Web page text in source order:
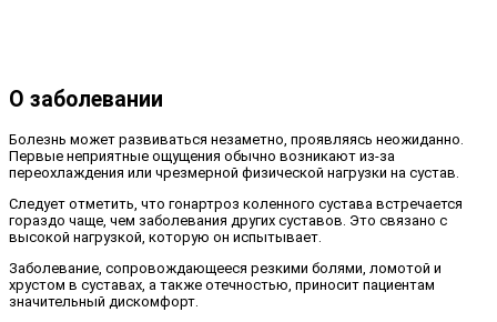
О заболевании
Болезнь может развиваться незаметно, проявляясь неожиданно.
Первые неприятные ощущения обычно возникают из-за
переохлаждения или чрезмерной физической нагрузки на сустав.
Следует отметить, что гонартроз коленного сустава встречается
гораздо чаще, чем заболевания других суставов. Это связано с
высокой нагрузкой, которую он испытывает.
Заболевание, сопровождающееся резкими болями, ломотой и
хрустом в суставах, а также отечностью, приносит пациентам
значительный дискомфорт.